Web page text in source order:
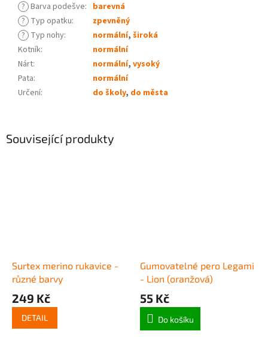
Související produkty
Surtex merino rukavice -
různé barvy
249 Kč
DETAIL
Gumovatelné pero Legami
- Lion (oranžová)
55 Kč
Do košíku
? Barva podešve: barevná
? Typ opatku:
zpevněný
? Typ nohy: normální, široká
Kotník:
normální
Nárt: normální, vysoký
Pata:
normální
Určení: do školy, do města